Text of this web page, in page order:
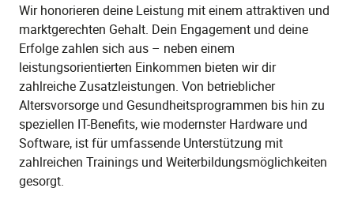
Wir honorieren deine Leistung mit einem attraktiven und
marktgerechten Gehalt. Dein Engagement und deine
Erfolge zahlen sich aus – neben einem
leistungsorientierten Einkommen bieten wir dir
zahlreiche Zusatzleistungen. Von betrieblicher
Altersvorsorge und Gesundheitsprogrammen bis hin zu
speziellen IT-Benefits, wie modernster Hardware und
Software, ist für umfassende Unterstützung mit
zahlreichen Trainings und Weiterbildungsmöglichkeiten
gesorgt.